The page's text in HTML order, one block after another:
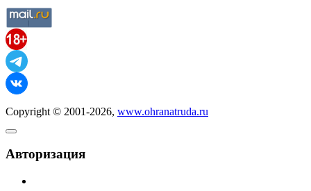
Copyright © 2001-2026, www.ohranatruda.ru
Авторизация